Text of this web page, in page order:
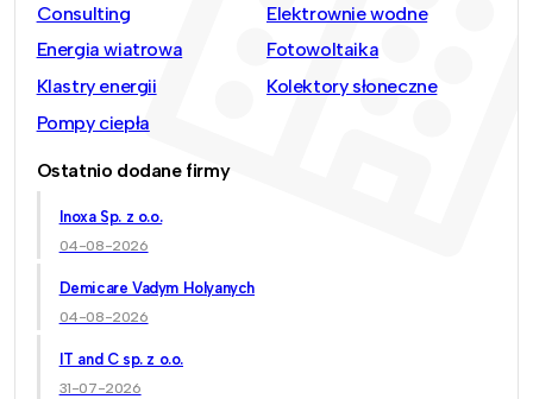
Consulting
Elektrownie wodne
Energia wiatrowa
Fotowoltaika
Klastry energii
Kolektory słoneczne
Pompy ciepła
Ostatnio dodane firmy
Inoxa Sp. z o.o.
04-08-2026
Demicare Vadym Holyanych
04-08-2026
IT and C sp. z o.o.
31-07-2026